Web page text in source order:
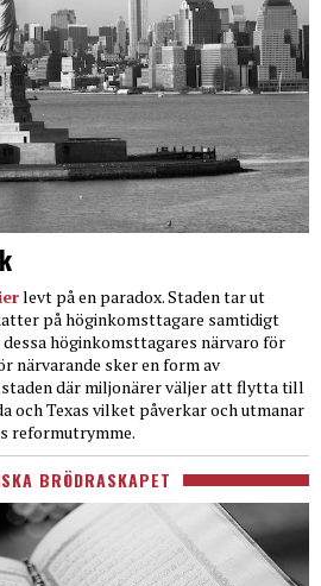
levt på en paradox. Staden tar ut
på höginkomsttagare samtidigt
höginkomsttagares närvaro för
närvarande sker en form av
där miljonärer väljer att flytta till
och Texas vilket påverkar och utmanar
reformutrymme.
BRÖDRASKAPET